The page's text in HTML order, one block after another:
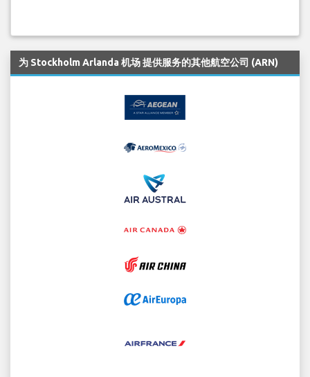
为 Stockholm Arlanda 机场 提供服务的其他航空公司 (ARN)